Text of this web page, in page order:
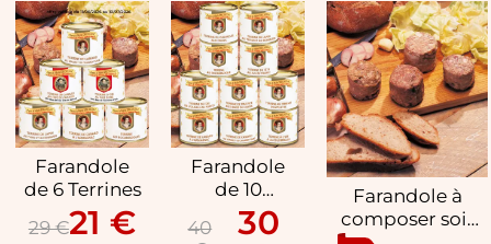
Farandole
de 6 Terrines
29 €21 €
Farandole
de 10
Terrines
40
30
Farandole à
composer soi-